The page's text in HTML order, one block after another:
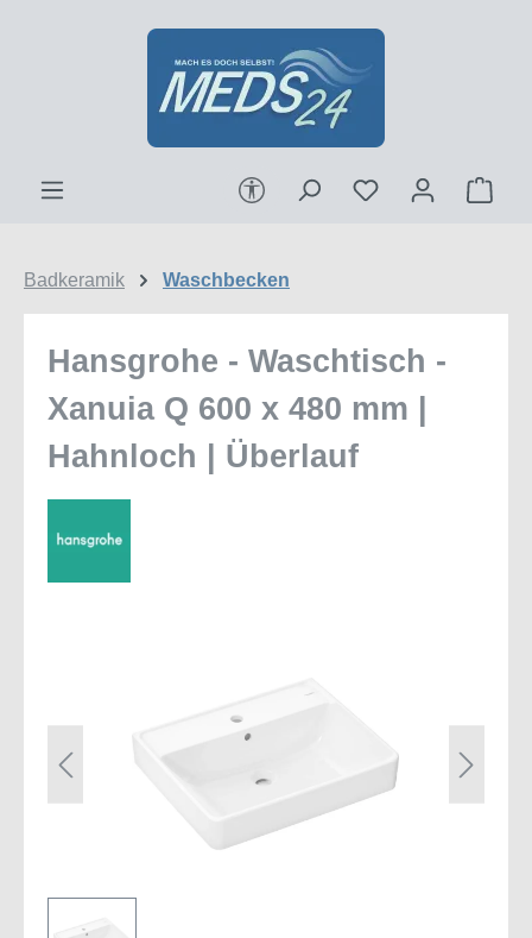
Zum Hauptinhalt springen
Werkzeugleiste anzeigen
Badkeramik Waschbecken
Hansgrohe - Waschtisch -
Xanuia Q 600 x 480 mm |
Hahnloch | Überlauf